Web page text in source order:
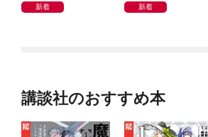
新着 新着
講談社のおすすめ本